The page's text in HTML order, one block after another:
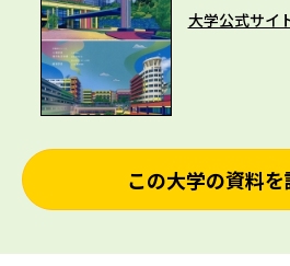
大学公式サイ
この大学の資料